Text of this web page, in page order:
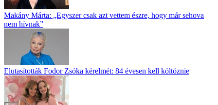
Makány Márta: „Egyszer csak azt vettem észre, hogy már sehova
nem hívnak”
Elutasították Fodor Zsóka kérelmét: 84 évesen kell költöznie